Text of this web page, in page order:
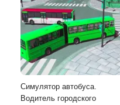
Симулятор автобуса.
Водитель городского